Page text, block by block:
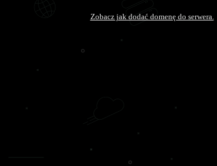
Zobacz jak dodać domenę do serwera.